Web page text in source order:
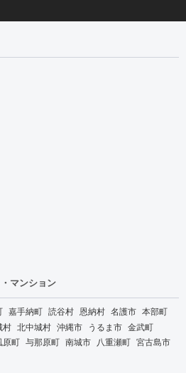
マンション
嘉手納町 読谷村 恩納村 名護市 本部町
村 北中城村 沖縄市 うるま市 金武町
原町 与那原町 南城市 八重瀬町 宮古島市